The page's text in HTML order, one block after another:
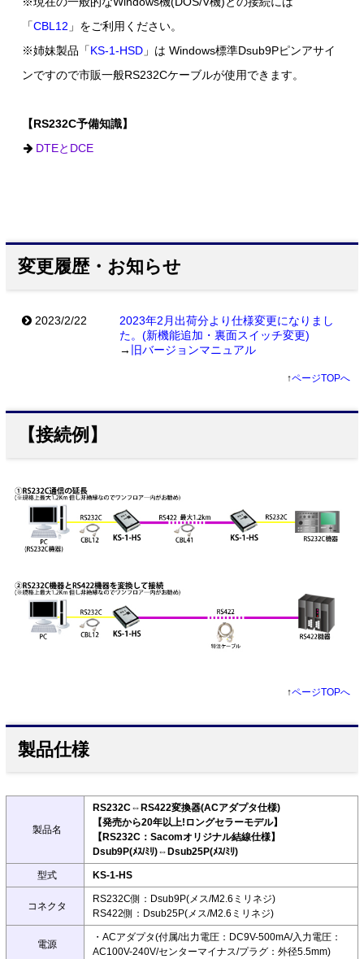
「 CBL12 」をご利用ください。
※姉妹製品「 KS-1-HSD」は Windows標準Dsub9Pピンアサイ
ンですので市販一般RS232Cケーブルが使用できます。
【RS232C予備知識】
DTEとDCE
変更履歴・お知らせ
2023/2/22
2023年2月出荷分より仕様変更になりまし
た。(新機能追加・裏面スイッチ変更)
→ 旧バージョンマニュアル
↑ページTOPへ
【接続例】
↑ページTOPへ
製品仕様
製品名
RS232C⇔RS422変換器(ACアダプタ仕様)
【発売から20年以上!ロングセラーモデル】
【RS232C：Sacomオリジナル結線仕様】
Dsub9P(ﾒｽ/ﾐﾘ)⇔Dsub25P(ﾒｽ/ﾐﾘ)
型式 KS-1-HS
コネクタ
RS232C側：Dsub9P(メス/M2.6ミリネジ)
RS422側：Dsub25P(メス/M2.6ミリネジ)
電源
・ACアダプタ(付属/出力電圧：DC9V-500mA/入力電圧：
AC100V-240V/センターマイナス/プラグ：外径5.5mm)